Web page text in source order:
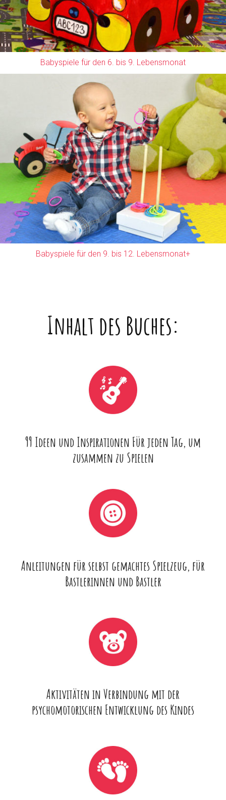
Babyspiele für den 6. bis 9. Lebensmonat
Babyspiele für den 9. bis 12. Lebensmonat+
Inhalt des Buches:
99 Ideen und Inspirationen Für jeden Tag, um
zusammen zu Spielen
Anleitungen für selbst gemachtes Spielzeug, für
Bastlerinnen und Bastler
Aktivitäten in Verbindung mit der
psychomotorischen Entwicklung des Kindes